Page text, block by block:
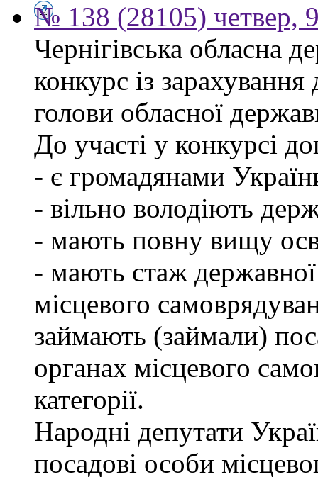
№ 138 (28105) четвер,
Чернігівська обласна
конкурс із
голови обласної
До участі у конкурсі
- є громадянами
- вільно володіють
- мають повну вищу
- мають стаж
місцевого
займають (займали)
органах місцевого
категорії.
Народні депутати
посадові особи